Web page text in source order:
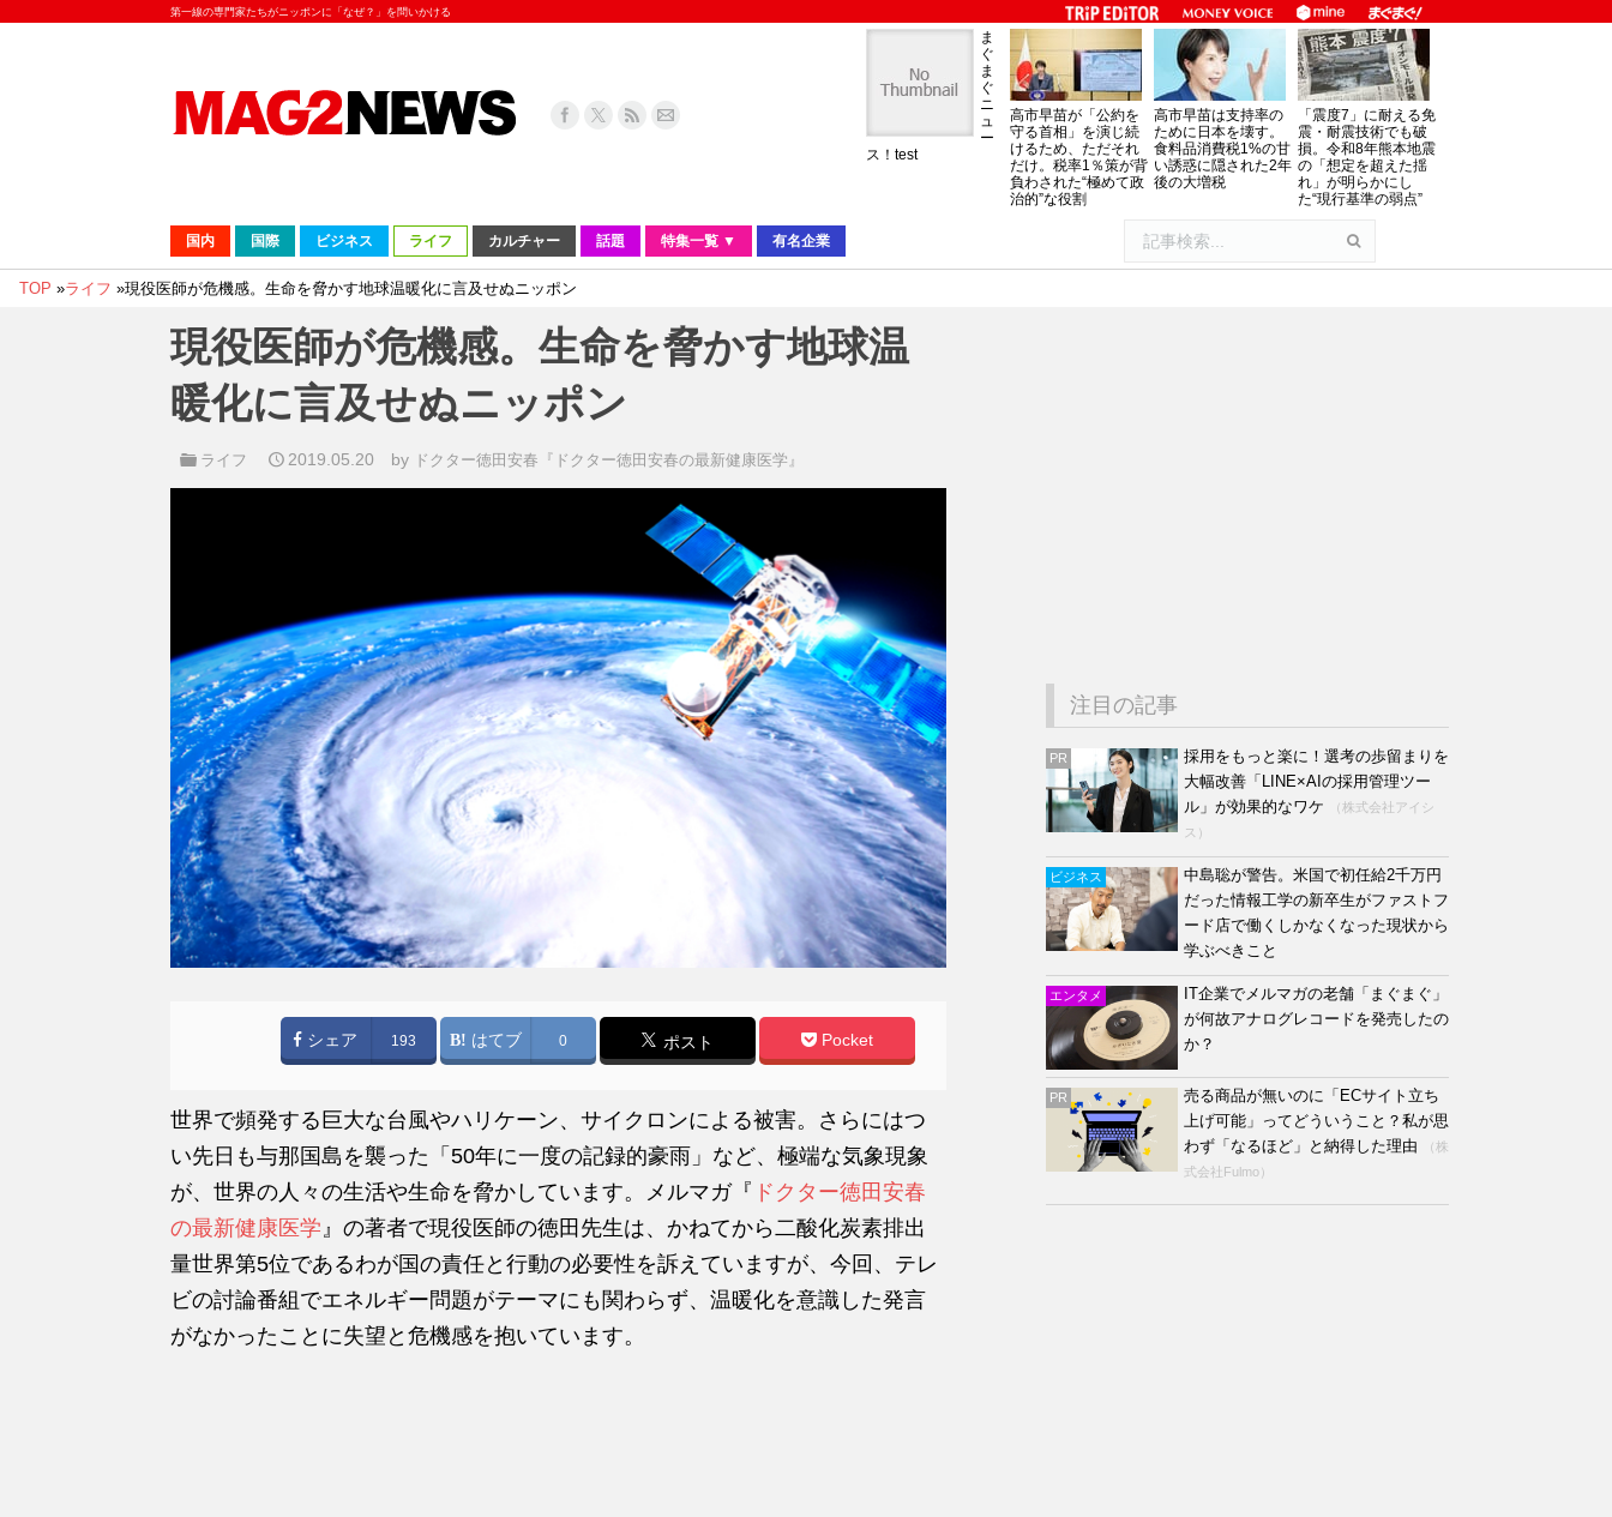
第一線の専門家たちがニッポンに「なぜ？」を問いかける
ま
ぐ
ま
ぐ
ニ
ュ
ー
ス！test
高市早苗が「公約を
守る首相」を演じ続
けるため、ただそれ
だけ。税率1％策が背
負わされた“極めて政
治的”な役割
高市早苗は支持率の
ために日本を壊す。
食料品消費税1%の甘
い誘惑に隠された2年
後の大増税
「震度7」に耐える免
震・耐震技術でも破
損。令和8年熊本地震
の「想定を超えた揺
れ」が明らかにし
た“現行基準の弱点”
国内 国際 ビジネス ライフ カルチャー 話題 特集一覧 ▼ 有名企業
TOP »ライフ »現役医師が危機感。生命を脅かす地球温暖化に言及せぬニッポン
現役医師が危機感。生命を脅かす地球温
暖化に言及せぬニッポン
ライフ 2019.05.20 by ドクター徳田安春『ドクター徳田安春の最新健康医学』
シェア 193 はてブ 0 ポスト Pocket
世界で頻発する巨大な台風やハリケーン、サイクロンによる被害。さらにはつ
い先日も与那国島を襲った「50年に一度の記録的豪雨」など、極端な気象現象
が、世界の人々の生活や生命を脅かしています。メルマガ『 ドクター徳田安春
の最新健康医学 』の著者で現役医師の徳田先生は、かねてから二酸化炭素排出
量世界第5位であるわが国の責任と行動の必要性を訴えていますが、今回、テレ
ビの討論番組でエネルギー問題がテーマにも関わらず、温暖化を意識した発言
がなかったことに失望と危機感を抱いています。
注目の記事
PR
採用をもっと楽に！選考の歩留まりを
大幅改善「LINE×AIの採用管理ツー
ル」が効果的なワケ
（株式会社アイシ
ス）
ビジネス
中島聡が警告。米国で初任給2千万円
だった情報工学の新卒生がファストフ
ード店で働くしかなくなった現状から
学ぶべきこと
エンタメ
IT企業でメルマガの老舗「まぐまぐ」
が何故アナログレコードを発売したの
か？
PR
売る商品が無いのに「ECサイト立ち
上げ可能」ってどういうこと？私が思
わず「なるほど」と納得した理由
（株
式会社Fulmo）